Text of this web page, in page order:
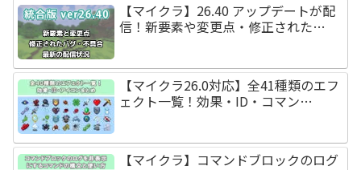
【マイクラ】26.40 アップデートが配
信！新要素や変更点・修正された…
【マイクラ26.0対応】全41種類のエフ
ェクト一覧！効果・ID・コマン…
【マイクラ】コマンドブロックのログ